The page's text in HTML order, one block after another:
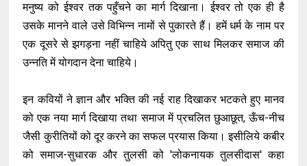
मनुष्य को ईश्वर तक पहुँचने का मार्ग दिखाना। ईश्वर तो एक ही है
उसके मानने वाले उसे विभिन्न नामों से पुकारते हैं। हमें धर्म के नाम पर
एक दूसरे से झगड़ना नहीं चाहिये अपितु एक साथ मिलकर समाज की
उन्नति में योगदान देना चाहिये।
इन कवियों ने ज्ञान और भक्ति की नई राह दिखाकर भटकते हुए मानव
को एक नया मार्ग दिखाया तथा समाज में प्रचलित छुआछूत, ऊँच-नीच
जैसी कुरीतियों को दूर करने का सफल प्रयास किया। इसीलिये कबीर
को समाज-सुधारक और तुलसी को 'लोकनायक तुलसीदास' कहा